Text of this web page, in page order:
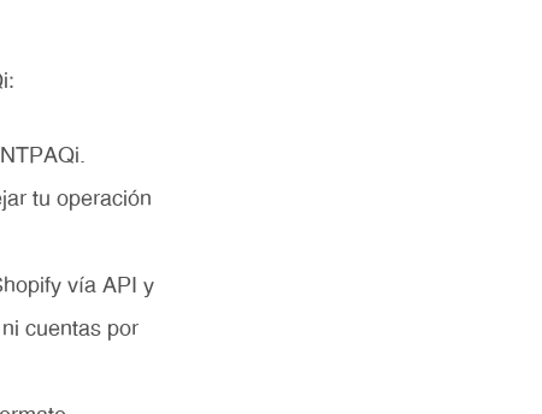
tu operación
vía API y
cuentas por